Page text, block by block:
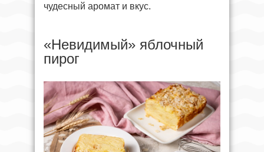
чудесный аромат и вкус.
«Невидимый» яблочный
пирог